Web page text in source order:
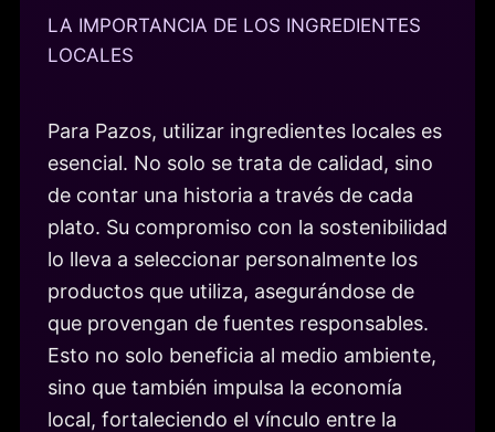
LA IMPORTANCIA DE LOS INGREDIENTES
LOCALES
Para Pazos, utilizar ingredientes locales es
esencial. No solo se trata de calidad, sino
de contar una historia a través de cada
plato. Su compromiso con la sostenibilidad
lo lleva a seleccionar personalmente los
productos que utiliza, asegurándose de
que provengan de fuentes responsables.
Esto no solo beneficia al medio ambiente,
sino que también impulsa la economía
local, fortaleciendo el vínculo entre la